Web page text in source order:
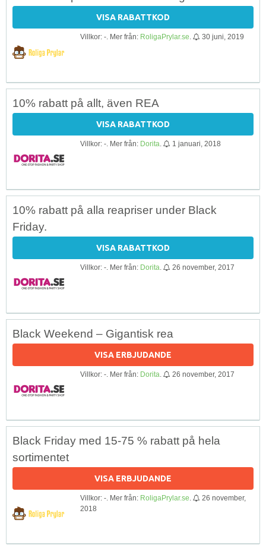
VISA RABATTKOD
Villkor: -. Mer från: RoligaPrylar.se 30 juni, 2019
10% rabatt på allt, även REA
VISA RABATTKOD
Villkor: -. Mer från: Dorita 1 januari, 2018
10% rabatt på alla reapriser under Black
Friday.
VISA RABATTKOD
Villkor: -. Mer från: Dorita 26 november, 2017
Black Weekend – Gigantisk rea
VISA ERBJUDANDE
Villkor: -. Mer från: Dorita 26 november, 2017
Black Friday med 15-75 % rabatt på hela
sortimentet
VISA ERBJUDANDE
Villkor: -. Mer från: RoligaPrylar.se
26 november,
2018